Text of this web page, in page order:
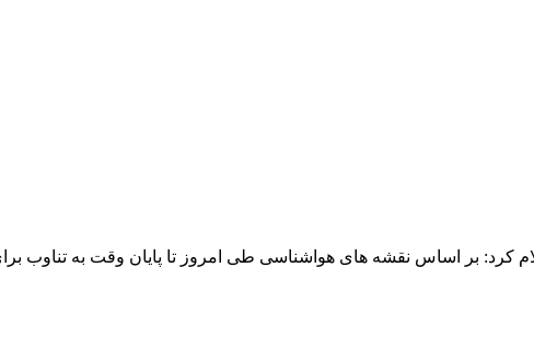
کرد: بر اساس نقشه های هواشناسی طی امروز تا پایان وقت به تناوب